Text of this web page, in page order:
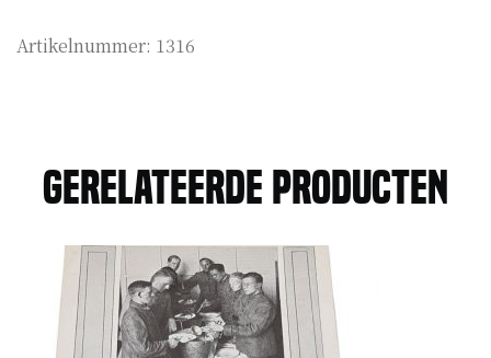
Artikelnummer: 1316
Gerelateerde producten